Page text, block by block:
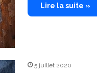
Lire la suite »
5 juillet 2020